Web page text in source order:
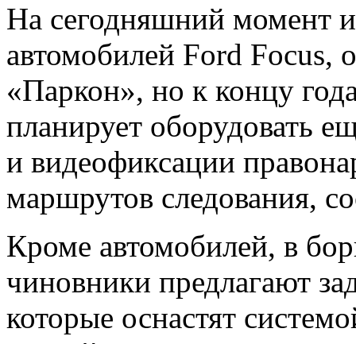
На сегодняшний момент
автомобилей Ford Focus,
«Паркон», но к концу
планирует оборудовать
и видеофиксации
маршрутов следования,
Кроме автомобилей, в
чиновники предлагают
которые оснастят